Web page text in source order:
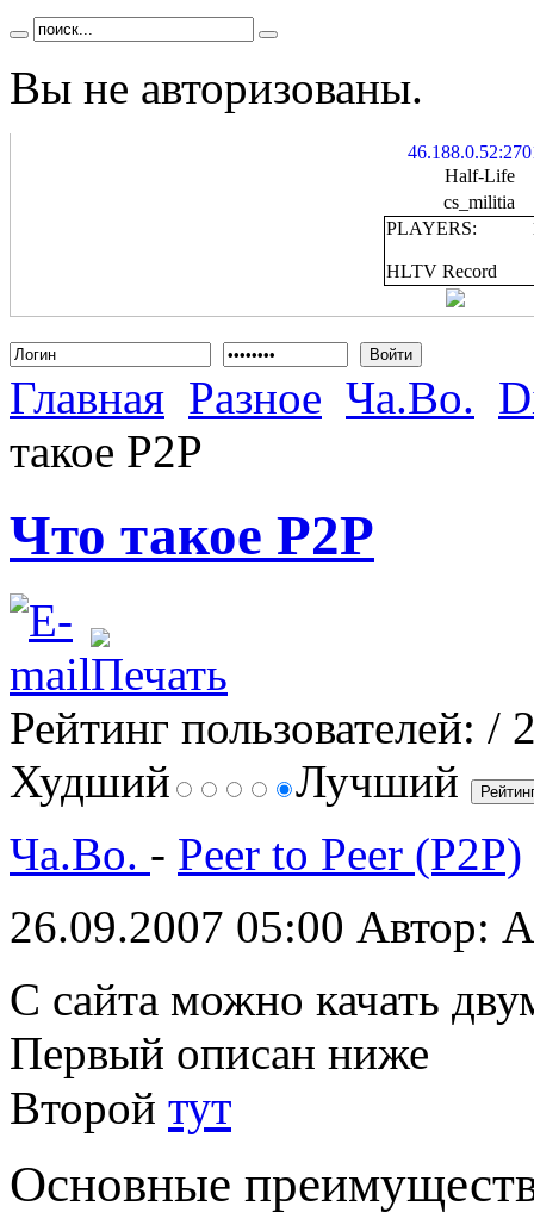
Вы не авторизованы.
Half-Life
cs_militia
PLAYERS:
HLTV Record
Войти
Главная Разное Ча.Во.
такое P2P
Что такое P2P
Рейтинг пользователей: /
Худший
Лучший
Ча.Во. - Peer to Peer (P2P)
26.09.2007 05:00 Автор:
С сайта можно качать
Первый описан ниже
Второй тут
Основные